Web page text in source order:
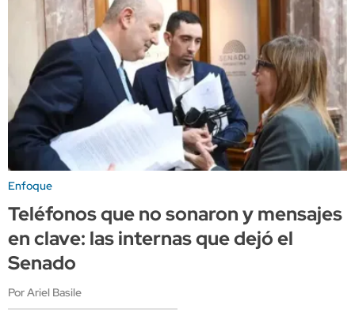
Enfoque
Teléfonos que no sonaron y mensajes
en clave: las internas que dejó el
Senado
Por Ariel Basile